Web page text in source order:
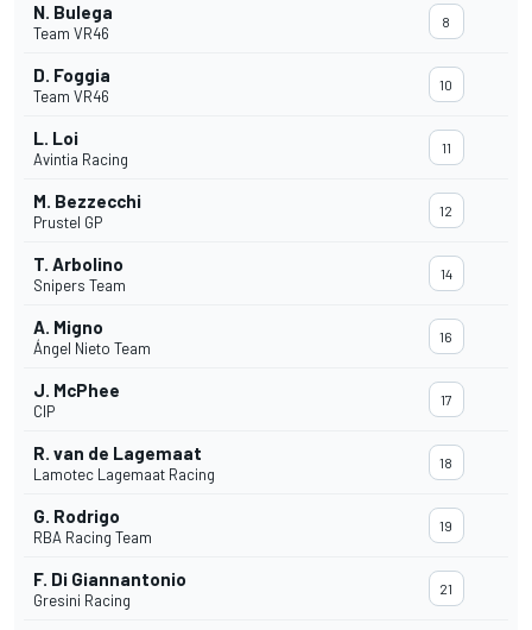
N. Bulega
Team VR46
8
D. Foggia
Team VR46
10
L. Loi
Avintia Racing
11
M. Bezzecchi
Prustel GP
12
T. Arbolino
Snipers Team
14
A. Migno
Ángel Nieto Team
16
J. McPhee
CIP
17
R. van de Lagemaat
Lamotec Lagemaat Racing
18
G. Rodrigo
RBA Racing Team
19
F. Di Giannantonio
Gresini Racing
21